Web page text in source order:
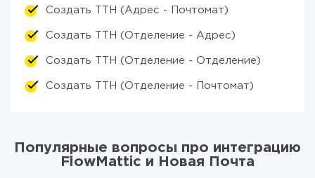
Создать ТТН (Адрес - Почтомат)
Создать ТТН (Отделение - Адрес)
Создать ТТН (Отделение - Отделение)
Создать ТТН (Отделение - Почтомат)
Популярные вопросы про интеграцию
FlowMattic и Новая Почта